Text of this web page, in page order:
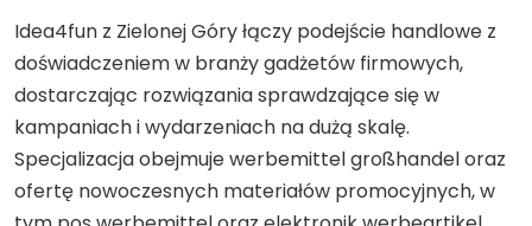
Idea4fun z Zielonej Góry łączy podejście handlowe z
doświadczeniem w branży gadżetów firmowych,
dostarczając rozwiązania sprawdzające się w
kampaniach i wydarzeniach na dużą skalę.
Specjalizacja obejmuje werbemittel großhandel oraz
ofertę nowoczesnych materiałów promocyjnych, w